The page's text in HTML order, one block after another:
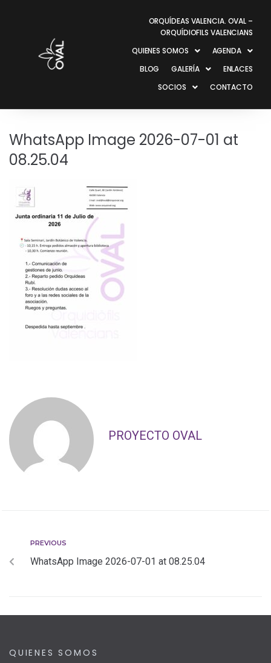
ORQUÍDEAS VALENCIA. OVAL –
ORQUÍDIOFILS VALENCIANS
QUIENES SOMOS
AGENDA
BLOG
GALERÍA
ENLACES
SOCIOS
CONTACTO
WhatsApp Image 2026-07-01 at
08.25.04
PROYECTO OVAL
PREVIOUS
WhatsApp Image 2026-07-01 at 08.25.04
QUIENES SOMOS